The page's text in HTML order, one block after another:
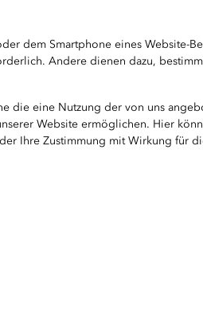
dem Smartphone eines Website-
Andere dienen dazu,
die eine Nutzung der von uns
Website ermöglichen. Hier
Ihre Zustimmung mit Wirkung für